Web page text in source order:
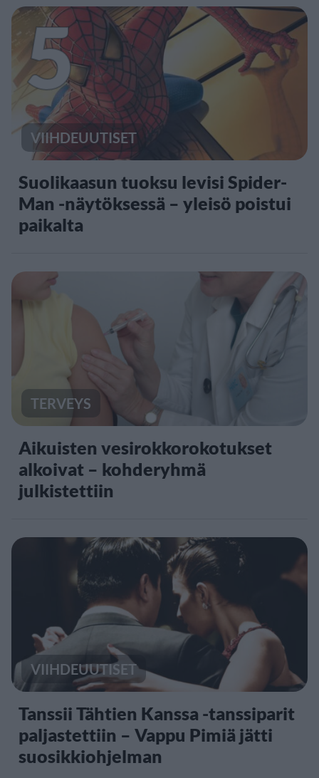
5
VIIHDEUUTISET
Suolikaasun tuoksu levisi Spider-
Man -näytöksessä – yleisö poistui
paikalta
TERVEYS
Aikuisten vesirokkorokotukset
alkoivat – kohderyhmä
julkistettiin
VIIHDEUUTISET
Tanssii Tähtien Kanssa -tanssiparit
paljastettiin – Vappu Pimiä jätti
suosikkiohjelman